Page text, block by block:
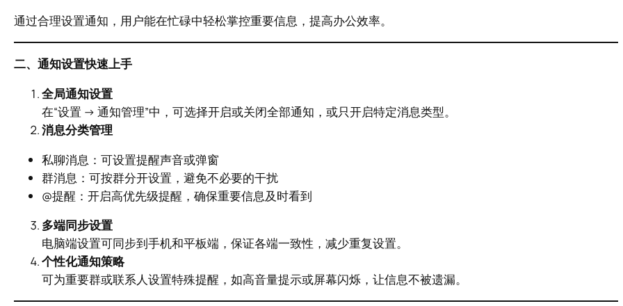
通过合理设置通知，用户能在忙碌中轻松掌控重要信息，提高办公效率。
二、通知设置快速上手
全局通知设置
在“设置 → 通知管理”中，可选择开启或关闭全部通知，或只开启特定消息类型。
消息分类管理
私聊消息：可设置提醒声音或弹窗
群消息：可按群分开设置，避免不必要的干扰
@提醒：开启高优先级提醒，确保重要信息及时看到
多端同步设置
电脑端设置可同步到手机和平板端，保证各端一致性，减少重复设置。
个性化通知策略
可为重要群或联系人设置特殊提醒，如高音量提示或屏幕闪烁，让信息不被遗漏。